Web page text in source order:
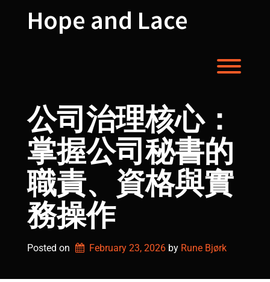
Hope and Lace
公司治理核心：
掌握公司秘書的
職責、資格與實
務操作
Posted on February 23, 2026 by Rune Bjørk